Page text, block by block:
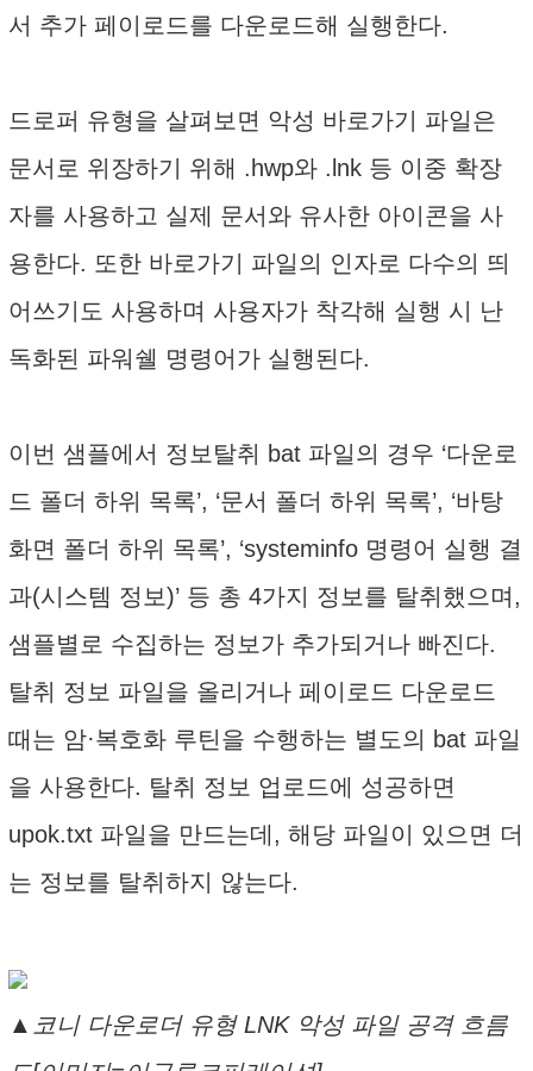
서 추가 페이로드를 다운로드해 실행한다.
드로퍼 유형을 살펴보면 악성 바로가기 파일은
문서로 위장하기 위해 .hwp와 .lnk 등 이중 확장
자를 사용하고 실제 문서와 유사한 아이콘을 사
용한다. 또한 바로가기 파일의 인자로 다수의 띄
어쓰기도 사용하며 사용자가 착각해 실행 시 난
독화된 파워쉘 명령어가 실행된다.
이번 샘플에서 정보탈취 bat 파일의 경우 ‘다운로
드 폴더 하위 목록’, ‘문서 폴더 하위 목록’, ‘바탕
화면 폴더 하위 목록’, ‘systeminfo 명령어 실행 결
과(시스템 정보)’ 등 총 4가지 정보를 탈취했으며,
샘플별로 수집하는 정보가 추가되거나 빠진다.
탈취 정보 파일을 올리거나 페이로드 다운로드
때는 암·복호화 루틴을 수행하는 별도의 bat 파일
을 사용한다. 탈취 정보 업로드에 성공하면
upok.txt 파일을 만드는데, 해당 파일이 있으면 더
는 정보를 탈취하지 않는다.
▲코니 다운로더 유형 LNK 악성 파일 공격 흐름